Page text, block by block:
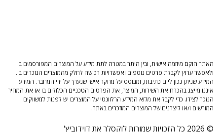
האתר הוקם מיוזמה אישית, ובין היתר במטרה לתת מידע על המוצרים המפורסמים בו
ולאפשר ערוץ לקבלת פרטים נוספים ואפשרויות רכישה לחלק מהמוצרים הנזכרים בו.
המידע שניתן נכון ליום כתיבתו, ומבוסס על מחקר אישי שנערך על ידי המחבר. המידע
איננו מייצג בהכרח את השירות, המוצר, את הפרטים הטכניים הכלולים בו או את המחיר
הנזכר לצידו. כדי לקבל את מלוא המידע הרלוונטי על המוצרים יש לפנות למשווקים
המורשים ו/או ליצרנים של המוצרים המוזכרים באתר.
© 2026 כל הזכויות שמורות לוקסלר את דוידוביץ'